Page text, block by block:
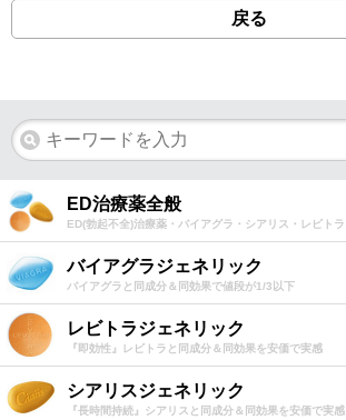
戻る
ED治療薬全般
ED(勃起不全)治療薬・バイアグラ・シアリス・レビトラ
バイアグラジェネリック
バイアグラと同成分＆同効果で値段が1/3以下
レビトラジェネリック
『即効性』レビトラと同成分＆同効果を安価で実感
シアリスジェネリック
『長時間持続』シアリスと同成分＆同効果を安価で実感